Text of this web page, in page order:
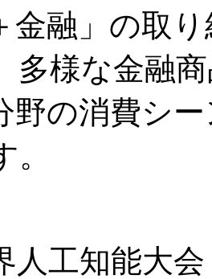
金融」の取
多様な金融
野の消費シ
人工知能大